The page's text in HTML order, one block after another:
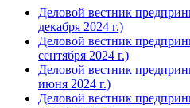
Деловой вестник
декабря 2024 г.)
Деловой вестник
сентября 2024 г.)
Деловой вестник
июня 2024 г.)
Деловой вестник